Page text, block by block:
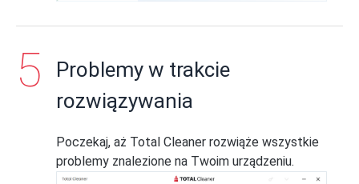
Problemy w trakcie
rozwiązywania
Poczekaj, aż Total Cleaner rozwiąże wszystkie
problemy znalezione na Twoim urządzeniu.